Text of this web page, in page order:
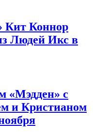
Кит Коннор
Людей Икс в
«Мэдден» с
и Кристианом